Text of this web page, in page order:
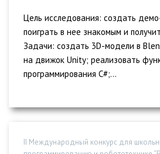
Цель исследования: создать
поиграть в нее знакомым и
Задачи: создать 3D-модели в
на движок Unity; реализовать
программирования C#;...
II Международный конкурс для